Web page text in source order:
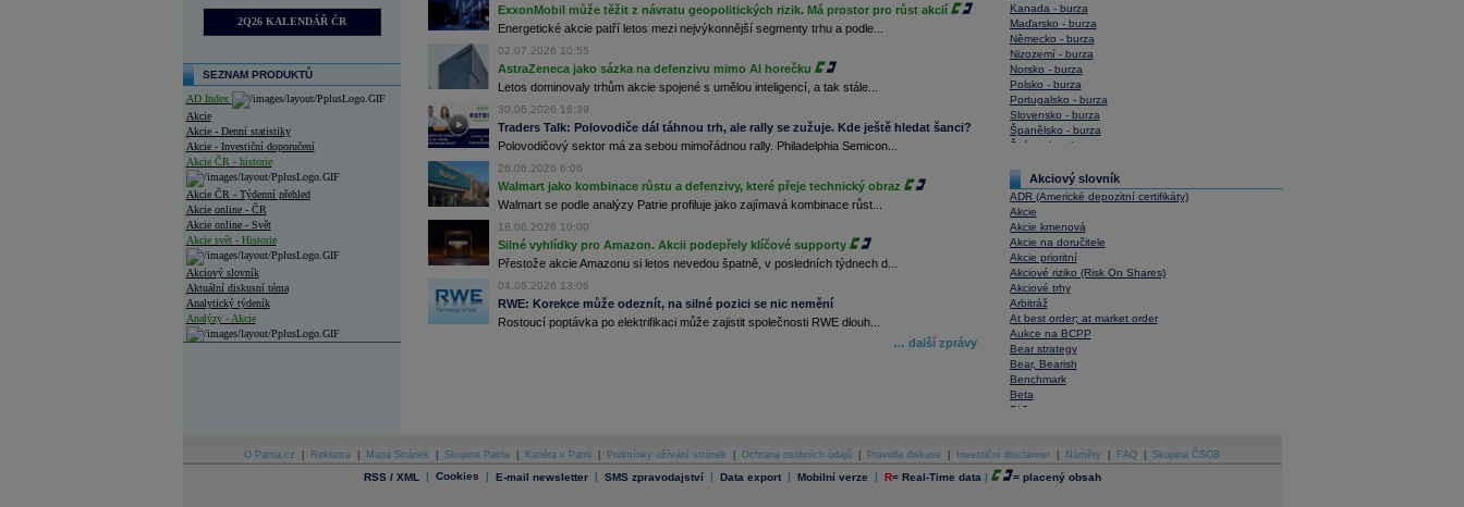
2Q26 KALENDÁŘ ČR
SEZNAM PRODUKTŮ
AD Index
Akcie
Akcie - Denní statistiky
Akcie - Investiční doporučení
Akcie ČR - historie
Akcie ČR - Týdenní přehled
Akcie online - ČR
Akcie online - Svět
Akcie svět - Historie
Akciový slovník
Aktuální diskusní téma
Analytický týdeník
Analýzy - Akcie
Ankety a diskuze
Archiv - Analýzy online
ExxonMobil může těžit z návratu geopolitických rizik. Má prostor pro růst akcií
Energetické akcie patří letos mezi nejvýkonnější segmenty trhu a podle...
02.07.2026 10:55
AstraZeneca jako sázka na defenzivu mimo AI horečku
Letos dominovaly trhům akcie spojené s umělou inteligencí, a tak stále...
30.06.2026 16:39
Traders Talk: Polovodiče dál táhnou trh, ale rally se zužuje. Kde ještě hledat šanci?
Polovodičový sektor má za sebou mimořádnou rally. Philadelphia Semicon...
26.06.2026 6:06
Walmart jako kombinace růstu a defenzivy, které přeje technický obraz
Walmart se podle analýzy Patrie profiluje jako zajímavá kombinace růst...
18.06.2026 10:00
Silné vyhlídky pro Amazon. Akcii podepřely klíčové supporty
Přestože akcie Amazonu si letos nevedou špatně, v posledních týdnech d...
04.06.2026 13:06
RWE: Korekce může odeznít, na silné pozici se nic nemění
Rostoucí poptávka po elektrifikaci může zajistit společnosti RWE dlouh...
… další zprávy
Kanada - burza
Maďarsko - burza
Německo - burza
Nizozemí - burza
Norsko - burza
Polsko - burza
Portugalsko - burza
Slovensko - burza
Španělsko - burza
Švýcarsko - burza
Akciový slovník
ADR (Americké depozitní certifikáty)
Akcie
Akcie kmenová
Akcie na doručitele
Akcie prioritní
Akciové riziko (Risk On Shares)
Akciové trhy
Arbitráž
At best order; at market order
Aukce na BCPP
Bear strategy
Bear, Bearish
Benchmark
Beta
BIC
Bonita
Book To Bill Ratio
Book Value
O Patria.cz Reklama Mapa Stránek Skupina Patria Kariéra v Patrii Podmínky užívání stránek Ochrana osobních údajů Pravidla diskuse Investiční disclaimer Náměty FAQ Skupina ČSOB
RSS / XML | Cookies | E-mail newsletter | SMS zpravodajství | Data export | Mobilní verze | R= Real-Time data | = placený obsah